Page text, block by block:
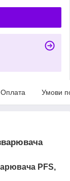
Оплата Умови
PFS,